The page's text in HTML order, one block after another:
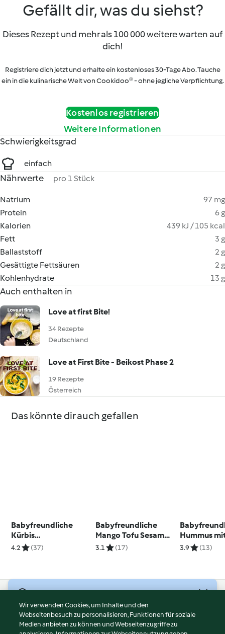
Gefällt dir, was du siehst?
Dieses Rezept und mehr als 100 000 weitere warten auf
dich!
Registriere dich jetzt und erhalte ein kostenloses 30-Tage Abo. Tauche
ein in die kulinarische Welt von Cookidoo® - ohne jegliche Verpflichtung.
Kostenlos registrieren
Weitere Informationen
Schwierigkeitsgrad
einfach
Nährwerte pro 1 Stück
Natrium
97 mg
Protein
6 g
Kalorien
439 kJ / 105 kcal
Fett
3 g
Ballaststoff
2 g
Gesättigte Fettsäuren
2 g
Kohlenhydrate
13 g
Auch enthalten in
Love at first Bite!
34 Rezepte
Deutschland
Love at First Bite - Beikost Phase 2
19 Rezepte
Österreich
Das könnte dir auch gefallen
Babyfreundliche
Kürbis
Kidneybohnen
4.2 (37)
Babyfreundliche
Mango Tofu Sesam
Nudeln
3.1 (17)
Hummus
gerösteten
3.9 (13)
Nutzungsbedingungen
Datenschutzrichtlinien
Wir verwenden Cookies, um Inhalte und den
Webseitenbesuch zu personalisieren, Funktionen für soziale
Medien anbieten zu können und Webseitenzugriffe zu